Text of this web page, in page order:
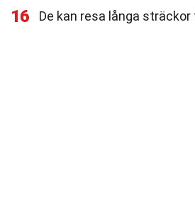
16 De kan resa långa